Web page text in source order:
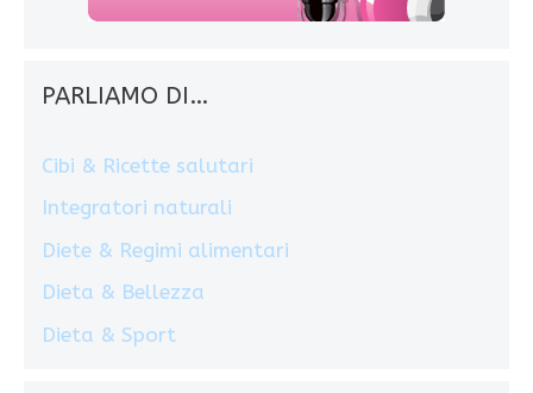
PARLIAMO DI…
Cibi & Ricette salutari
Integratori naturali
Diete & Regimi alimentari
Dieta & Bellezza
Dieta & Sport